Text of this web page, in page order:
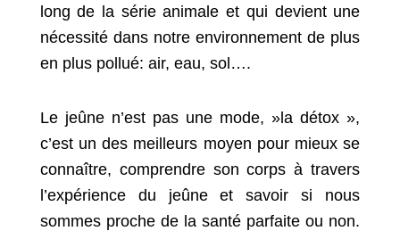
long de la série animale et qui devient une
nécessité dans notre environnement de plus
en plus pollué: air, eau, sol….
Le jeûne n’est pas une mode, »la détox »,
c’est un des meilleurs moyen pour mieux se
connaître, comprendre son corps à travers
l’expérience du jeûne et savoir si nous
sommes proche de la santé parfaite ou non.